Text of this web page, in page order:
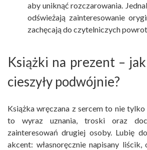
aby uniknąć rozczarowania.
odświeżają zainteresowanie
zachęcają do czytelniczych
Książki na prezent –
cieszyły podwójnie?
Książka wręczana z sercem to nie
to wyraz uznania, troski oraz
zainteresowań drugiej osoby. Lubię
akcent: własnoręcznie napisany liścik,